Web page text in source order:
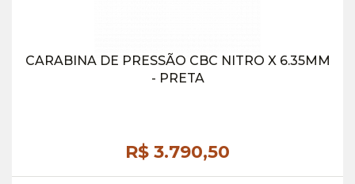
CARABINA DE PRESSÃO CBC NITRO X 6.35MM
- PRETA
R$ 3.790,50